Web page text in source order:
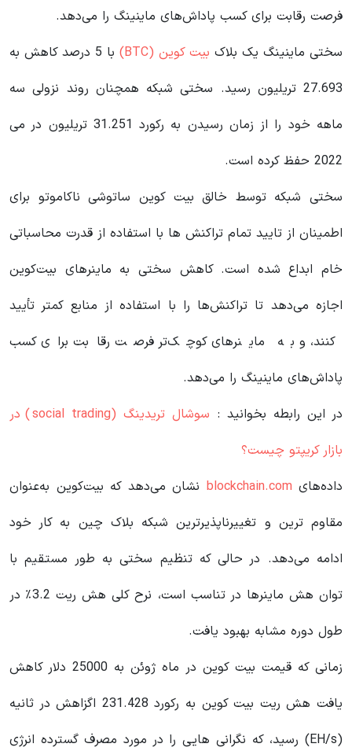
فرصت رقابت برای کسب پاداش‌های ماینینگ را می‌دهد.
سختی ماینینگ یک بلاک بیت کوین (BTC)
با 5 درصد کاهش به
27.693 تریلیون رسید. سختی شبکه همچنان روند نزولی سه
ماهه خود را از زمان رسیدن به رکورد 31.251 تریلیون در می
2022 حفظ کرده است.
سختی شبکه توسط خالق بیت کوین ساتوشی ناکاموتو برای
اطمینان از تایید تمام تراکنش ها با استفاده از قدرت محاسباتی
خام ابداع شده است. کاهش سختی به ماینرهای بیت‌کوین
اجازه می‌دهد تا تراکنش‌ها را با استفاده از منابع کمتر تأیید
کنند، و به ماینرهای کوچک‌تر فرصت رقابت برای کسب
پاداش‌های ماینینگ را می‌دهد.
در این رابطه بخوانید‌ :
سوشال تریدینگ (social trading) در
بازار کریپتو چیست؟
داده‌های blockchain.com نشان می‌دهد که بیت‌کوین به‌عنوان
مقاوم ترین و تغییرناپذیرترین شبکه بلاک چین به کار خود
ادامه می‌دهد. در حالی که تنظیم سختی به طور مستقیم با
توان هش ماینرها در تناسب است، نرح کلی هش ریت 3.2٪ در
طول دوره مشابه بهبود یافت.
زمانی که قیمت بیت کوین در ماه ژوئن به 25000 دلار کاهش
یافت هش ریت بیت کوین به رکورد 231.428 اگزاهش در ثانیه
(EH/s) رسید، که نگرانی هایی را در مورد مصرف گسترده انرژی